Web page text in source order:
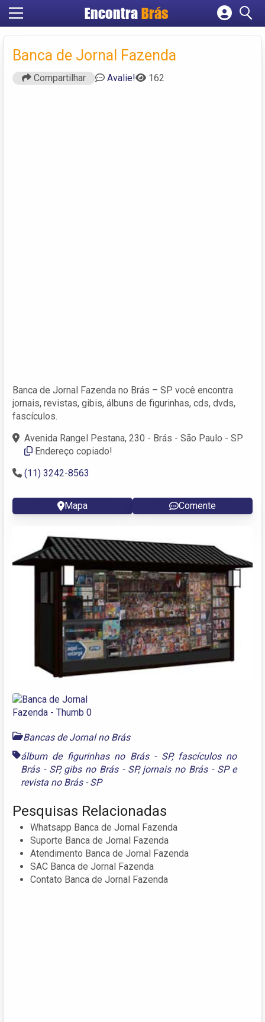
Encontra Brás
Cadastrar empresa
Criar conta
Banca de Jornal Fazenda
Compartilhar Avalie! 162
Banca de Jornal Fazenda no Brás – SP você encontra
jornais, revistas, gibis, álbuns de figurinhas, cds, dvds,
fascículos.
Avenida Rangel Pestana, 230 - Brás - São Paulo - SP
Endereço copiado!
(11) 3242-8563
Mapa Comente
Bancas de Jornal no Brás
álbum de figurinhas no Brás - SP, fascículos no
Brás - SP, gibs no Brás - SP, jornais no Brás - SPe
revista no Brás - SP
Pesquisas Relacionadas
Whatsapp Banca de Jornal Fazenda
Suporte Banca de Jornal Fazenda
Atendimento Banca de Jornal Fazenda
SAC Banca de Jornal Fazenda
Contato Banca de Jornal Fazenda